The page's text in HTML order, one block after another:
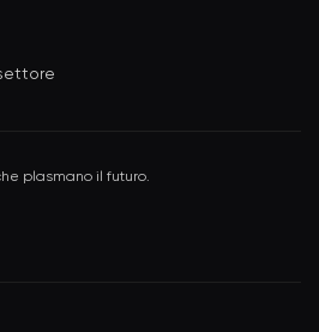
plasmano il futuro.